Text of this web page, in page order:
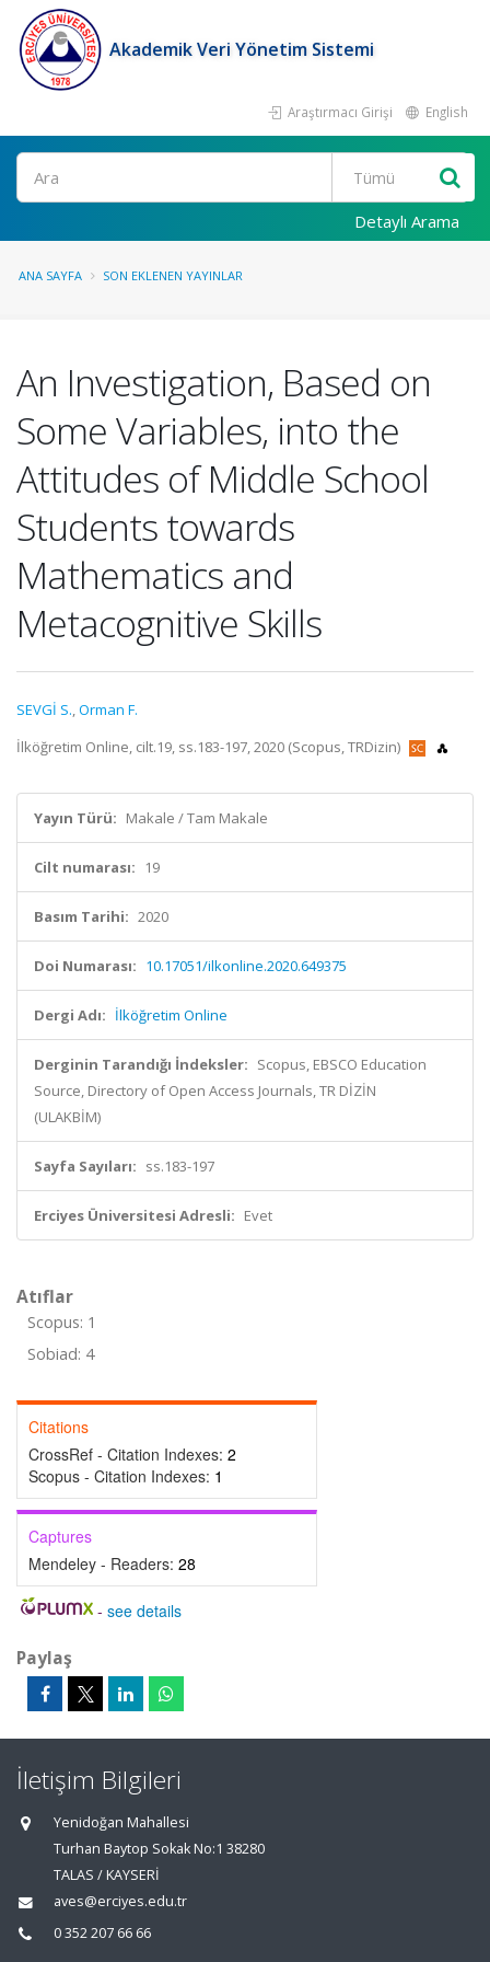
Akademik Veri Yönetim Sistemi
Araştırmacı Girişi English
Ara
Detaylı Arama
ANA SAYFA SON EKLENEN YAYINLAR
An Investigation, Based on
Some Variables, into the
Attitudes of Middle School
Students towards
Mathematics and
Metacognitive Skills
SEVGİ S.,Orman F.
İlköğretim Online, cilt.19, ss.183-197, 2020 (Scopus, TRDizin)
Yayın Türü: Makale / Tam Makale
Cilt numarası: 19
Basım Tarihi: 2020
Doi Numarası: 10.17051/ilkonline.2020.649375
Dergi Adı: İlköğretim Online
Derginin Tarandığı İndeksler: Scopus, EBSCO Education
Source, Directory of Open Access Journals, TR DİZİN
(ULAKBİM)
Sayfa Sayıları: ss.183-197
Erciyes Üniversitesi Adresli: Evet
Atıflar
Scopus: 1
Sobiad: 4
Citations
CrossRef - Citation Indexes: 2
Scopus - Citation Indexes: 1
Captures
Mendeley - Readers: 28
- see details
Paylaş
İletişim Bilgileri
Yenidoğan Mahallesi
Turhan Baytop Sokak No:1 38280
TALAS / KAYSERİ
aves@erciyes.edu.tr
0 352 207 66 66